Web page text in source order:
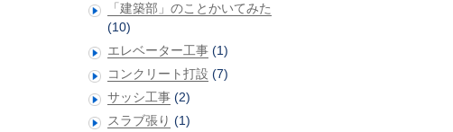
「建築部」のことかいてみた
(10)
エレベーター工事 (1)
コンクリート打設 (7)
サッシ工事 (2)
スラブ張り (1)